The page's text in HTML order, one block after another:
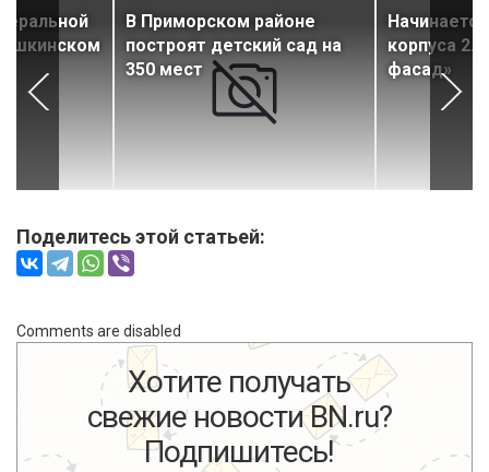
В Приморском районе
построят детский сад на
350 мест
корпуса
фасад»
Поделитесь этой статьей:
Comments are disabled
Хотите получать
свежие новости BN.ru?
Подпишитесь!